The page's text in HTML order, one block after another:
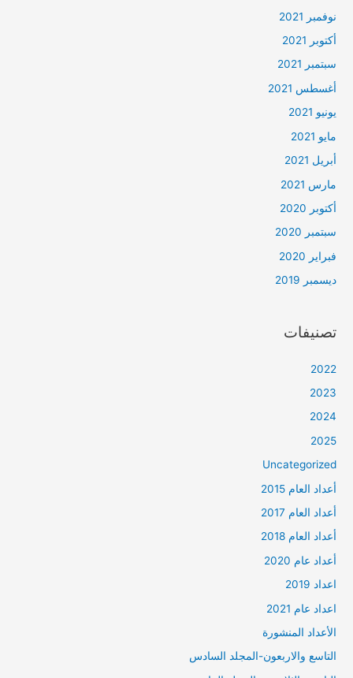
نوفمبر 2021
أكتوبر 2021
سبتمبر 2021
أغسطس 2021
يونيو 2021
مايو 2021
أبريل 2021
مارس 2021
أكتوبر 2020
سبتمبر 2020
فبراير 2020
ديسمبر 2019
تصنيفات
2022
2023
2024
2025
Uncategorized
أعداد العام 2015
أعداد العام 2017
أعداد العام 2018
أعداد عام 2020
اعداد 2019
اعداد عام 2021
الأعداد المنشورة
التاسع والاربعون-المجلد السادس